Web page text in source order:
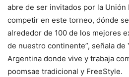
abre de ser invitados por la Unión
competir en este torneo, dónde
alrededor de 100 de los mejores
de nuestro continente”, señala de
Argentina donde vive y trabaja
poomsae tradicional y FreeStyle.